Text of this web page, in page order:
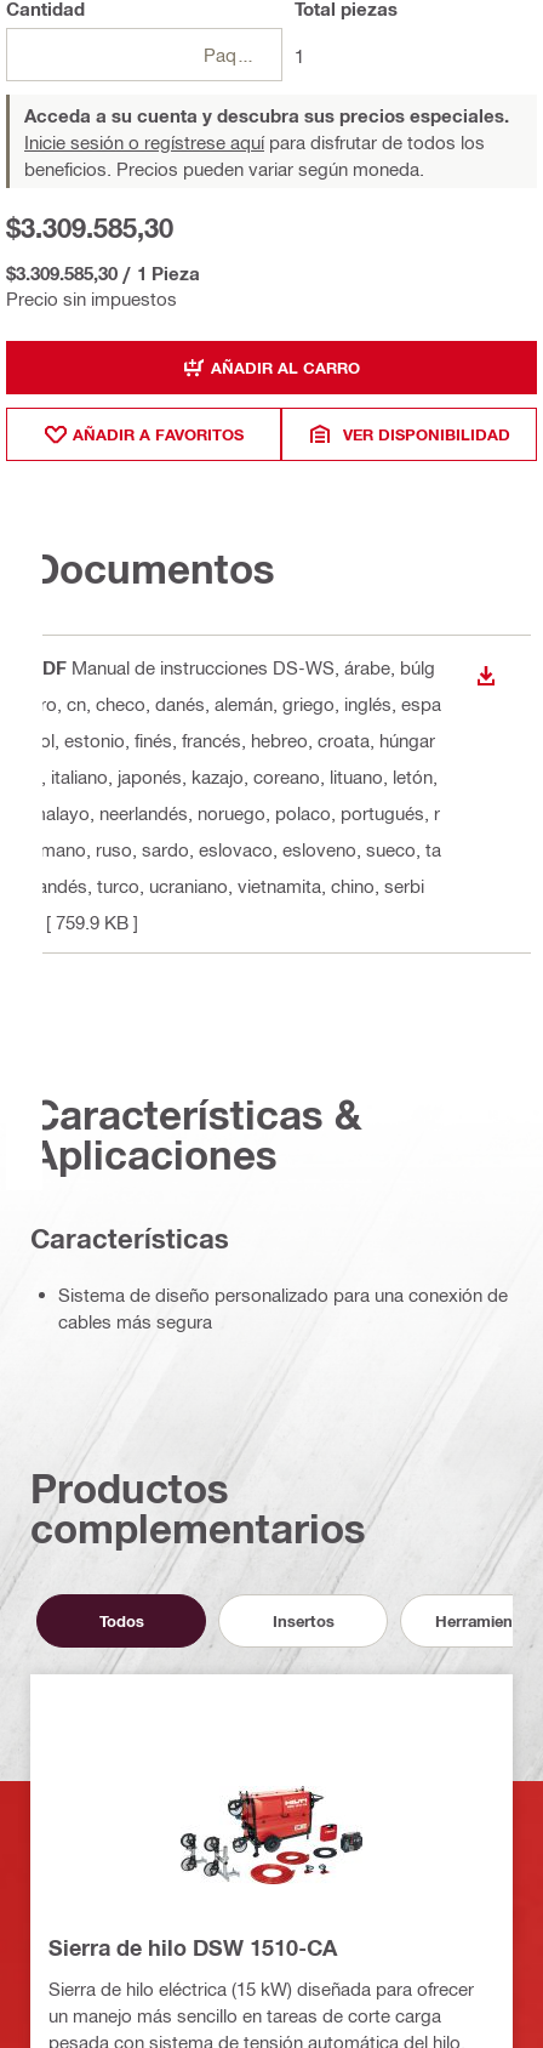
Cantidad Total piezas
1
Acceda a su cuenta y descubra sus precios especiales.
Inicie sesión o regístrese aquípara disfrutar de todos los
beneficios. Precios pueden variar según moneda.
Precio sin impuestos
$3.309.585,30
$3.309.585,30 / 1 Pieza
AÑADIR AL CARRO
AÑADIR A FAVORITOS VER DISPONIBILIDAD
Documentos
PDF Manual de instrucciones DS-WS , árabe, búlg
aro, cn, checo, danés, alemán, griego, inglés, espa
ñol, estonio, finés, francés, hebreo, croata, húngar
o, italiano, japonés, kazajo, coreano, lituano, letón,
malayo, neerlandés, noruego, polaco, portugués, r
umano, ruso, sardo, eslovaco, esloveno, sueco, ta
ilandés, turco, ucraniano, vietnamita, chino, serbi
[ 759.9 KB ]
Características &
Aplicaciones
Características
Sistema de diseño personalizado para una conexión de
cables más segura
Productos
complementarios
Todos Insertos Herramientas
Sierra de hilo DSW 1510-CA
Sierra de hilo eléctrica (15 kW) diseñada para ofrecer
un manejo más sencillo en tareas de corte carga
pesada con sistema de tensión automática del hilo,